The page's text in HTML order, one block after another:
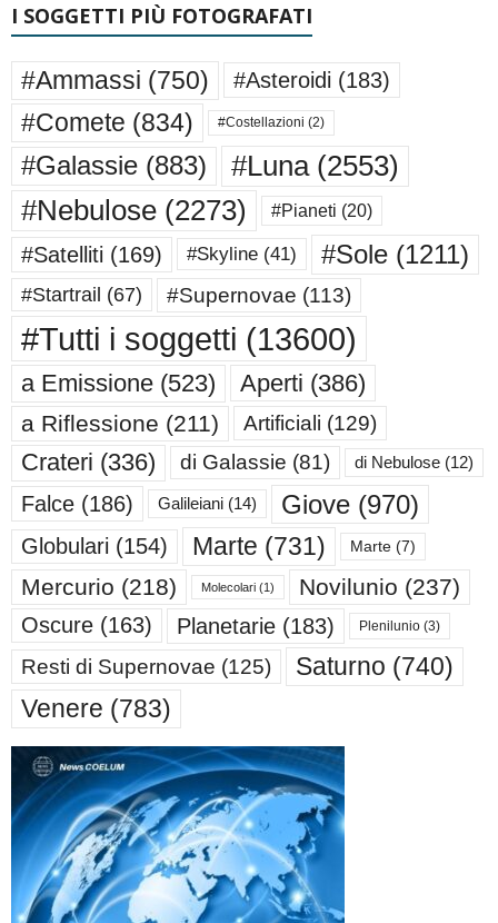
I SOGGETTI PIÙ FOTOGRAFATI
#Ammassi (750) #Asteroidi (183)
#Comete (834) #Costellazioni (2)
#Galassie (883) #Luna (2553)
#Nebulose (2273) #Pianeti (20)
#Satelliti (169) #Skyline (41) #Sole (1211)
#Startrail (67) #Supernovae (113)
#Tutti i soggetti (13600)
a Emissione (523) Aperti (386)
a Riflessione (211) Artificiali (129)
Crateri (336) di Galassie (81) di Nebulose (12)
Falce (186) Galileiani (14) Giove (970)
Globulari (154) Marte (731) Marte (7)
Mercurio (218) Molecolari (1) Novilunio (237)
Oscure (163) Planetarie (183) Plenilunio (3)
Resti di Supernovae (125) Saturno (740)
Venere (783)